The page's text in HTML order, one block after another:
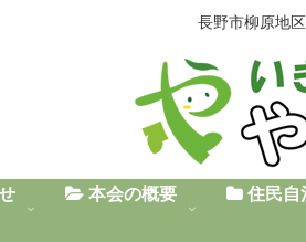
長野市柳原地
本会の概要 住民自